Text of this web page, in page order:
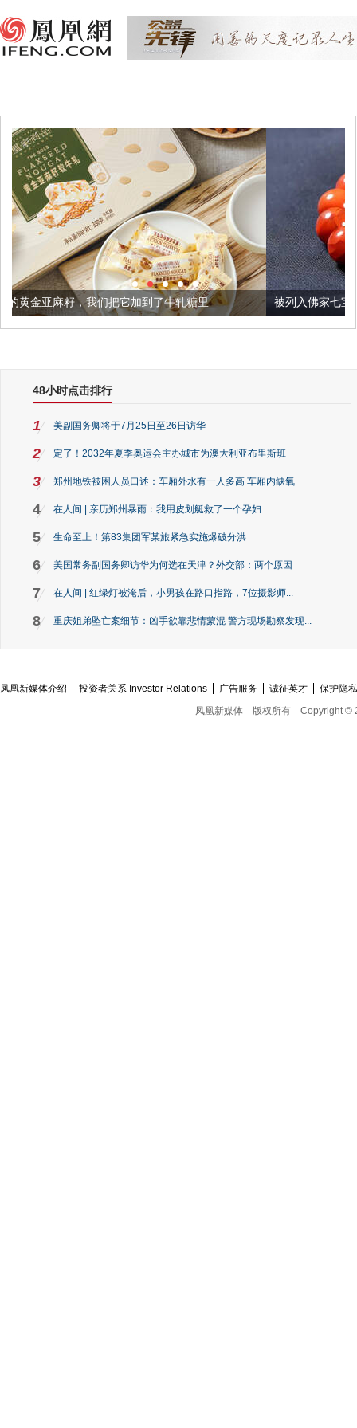
它加到了牛轧糖里 被列入佛家七宝的它到底有多美？
48小时点击排行
1 美副国务卿将于7月25日至26日访华
2 定了！2032年夏季奥运会主办城市为澳大利亚布里斯班
3 郑州地铁被困人员口述：车厢外水有一人多高 车厢内缺氧
4 在人间 | 亲历郑州暴雨：我用皮划艇救了一个孕妇
5 生命至上！第83集团军某旅紧急实施爆破分洪
6 美国常务副国务卿访华为何选在天津？外交部：两个原因
7 在人间 | 红绿灯被淹后，小男孩在路口指路，7位摄影师...
8 重庆姐弟坠亡案细节：凶手欲靠悲情蒙混 警方现场勘察发现...
凤凰新媒体介绍 投资者关系 Investor Relations 广告服务 诚征英才
保护隐
凤凰新媒体
版权所有 Copyright ©